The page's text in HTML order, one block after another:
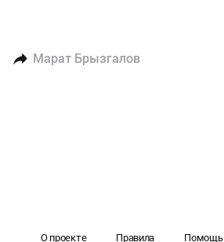
Марат Брызгалов
О проекте Правила Помощь